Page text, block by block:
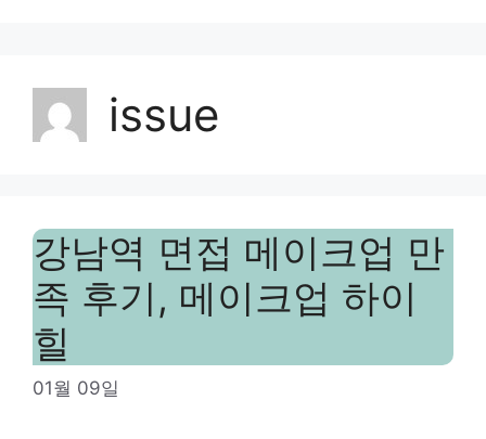
issue
강남역 면접 메이크업 만
족 후기, 메이크업 하이
힐
01월 09일